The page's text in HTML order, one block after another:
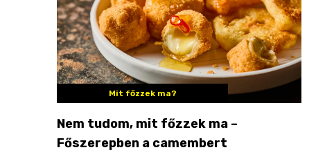
Mit főzzek ma?
Nem tudom, mit főzzek ma –
Főszerepben a camembert